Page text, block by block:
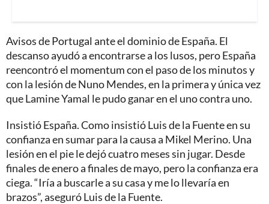
Avisos de Portugal ante el dominio de España. El
descanso ayudó a encontrarse a los lusos, pero España
reencontró el momentum con el paso de los minutos y
con la lesión de Nuno Mendes, en la primera y única vez
que Lamine Yamal le pudo ganar en el uno contra uno.
Insistió España. Como insistió Luis de la Fuente en su
confianza en sumar para la causa a Mikel Merino. Una
lesión en el pie le dejó cuatro meses sin jugar. Desde
finales de enero a finales de mayo, pero la confianza era
ciega. “Iría a buscarle a su casa y me lo llevaría en
brazos”, aseguró Luis de la Fuente.